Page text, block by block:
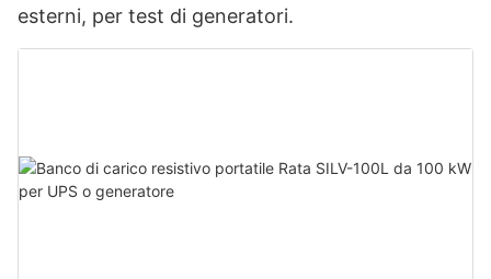
esterni, per test di generatori.